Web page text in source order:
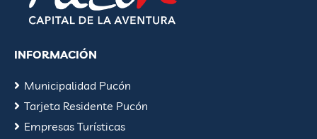
INFORMACIÓN
Municipalidad Pucón
Tarjeta Residente Pucón
Empresas Turísticas